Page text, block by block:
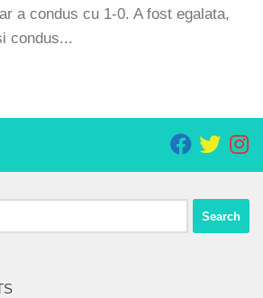
a condus cu 1-0. A fost egalata,
condus...